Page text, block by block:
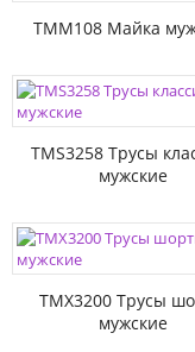
TMM108 Майка
TMS3258 Трусы
мужские
TMX3200 Трусы
мужские